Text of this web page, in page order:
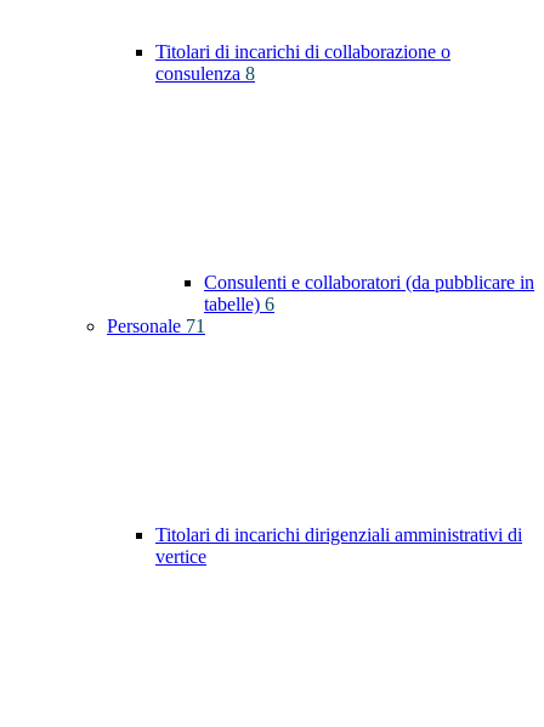
Titolari di incarichi di collaborazione o
consulenza 8
Consulenti e collaboratori (da pubblicare in
tabelle) 6
Personale 71
Titolari di incarichi dirigenziali amministrativi di
vertice